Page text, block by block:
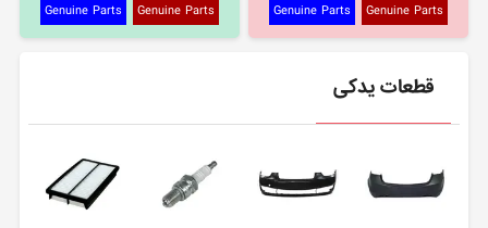
Genuine Parts
Genuine Parts
Genuine Parts
Genuine Parts
قطعات یدکی